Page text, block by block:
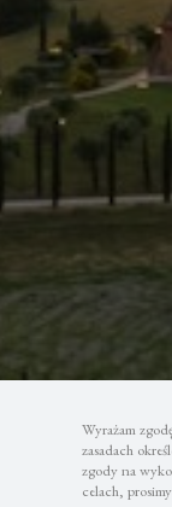
Wyrażam
zasadach
zgody na
celach,